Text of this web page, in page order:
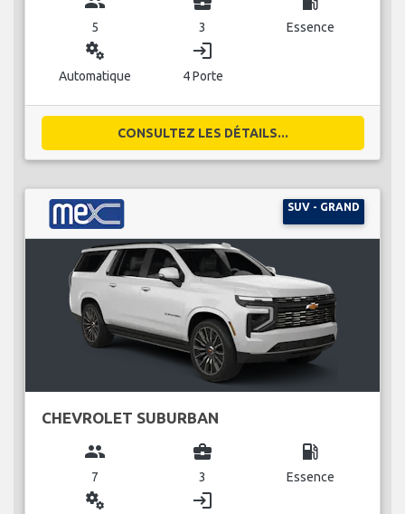
5 3 Essence
miscellaneous_services
Automatique
login
4 Porte
CONSULTEZ LES DÉTAILS...
SUV - GRAND
CHEVROLET SUBURBAN
group
7
business_center
3
local_gas_station
Essence
miscellaneous_services login